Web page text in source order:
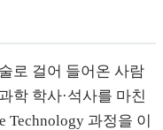
로 걸어 들어온 사람
학 학사·석사를 마친
Technology 과정을 이